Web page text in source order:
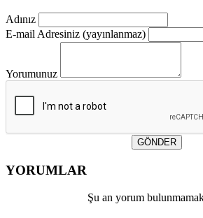
Adınız
E-mail Adresiniz (yayınlanmaz)
Yorumunuz
GÖNDER
YORUMLAR
Şu an yorum